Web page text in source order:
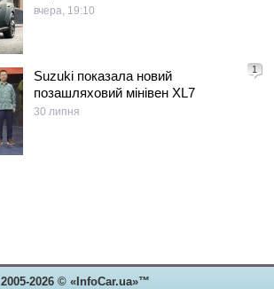
вчера, 19:10
1
Suzuki показала новий
позашляховий мінівен XL7
30 липня
2005-2026 © «InfoCar.ua»™